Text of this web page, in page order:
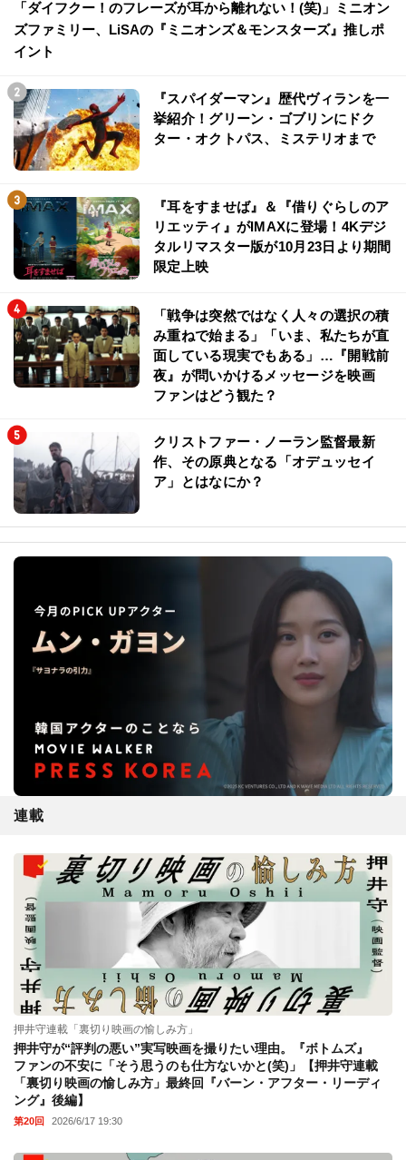
「ダイフクー！のフレーズが耳から離れない！(笑)」ミニオン
ズファミリー、LiSAの『ミニオンズ＆モンスターズ』推しポ
イント
『スパイダーマン』歴代ヴィランを一
挙紹介！グリーン・ゴブリンにドク
ター・オクトパス、ミステリオまで
『耳をすませば』＆『借りぐらしのア
リエッティ』がIMAXに登場！4Kデジ
タルリマスター版が10月23日より期間
限定上映
「戦争は突然ではなく人々の選択の積
み重ねで始まる」「いま、私たちが直
面している現実でもある」…『開戦前
夜』が問いかけるメッセージを映画
ファンはどう観た？
クリストファー・ノーラン監督最新
作、その原典となる「オデュッセイ
ア」とはなにか？
連載
押井守連載「裏切り映画の愉しみ方」
押井守が“評判の悪い”実写映画を撮りたい理由。『ボトムズ』
ファンの不安に「そう思うのも仕方ないかと(笑)」【押井守連載
「裏切り映画の愉しみ方」最終回『バーン・アフター・リーディ
ング』後編】
第20回 2026/6/17 19:30